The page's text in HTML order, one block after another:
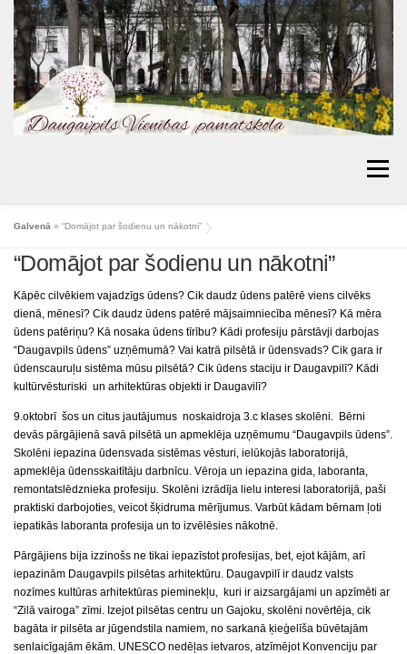
Skip
content
Menu
AKTUALITĀTES PAR SKOLU
VECĀKIEM BIBLIOTĒKA PROJEKTI
KONTAKTI TOPOŠIE PIRMKLASNIEKI
SKOLAS PADOME MŪSU SASNIEGUMI
ĒDIENKARTES
Galvenā » “Domājot par šodienu un nākotni”
“Domājot par šodienu un nākotni”
Kāpēc cilvēkiem vajadzīgs ūdens? Cik daudz ūdens patērē viens cilvēks
dienā, mēnesī? Cik daudz ūdens patērē mājsaimniecība mēnesī? Kā mēra
ūdens patēriņu? Kā nosaka ūdens tīrību? Kādi profesiju pārstāvji darbojas
“Daugavpils ūdens” uzņēmumā? Vai katrā pilsētā ir ūdensvads? Cik gara ir
ūdenscauruļu sistēma mūsu pilsētā? Cik ūdens staciju ir Daugavpilī? Kādi
kultūrvēsturiski un arhitektūras objekti ir Daugavilī?
9.oktobrī šos un citus jautājumus noskaidroja 3.c klases skolēni. Bērni
devās pārgājienā savā pilsētā un apmeklēja uzņēmumu “Daugavpils ūdens”.
Skolēni iepazina ūdensvada sistēmas vēsturi, ielūkojās laboratorijā,
apmeklēja ūdensskaitītāju darbnīcu. Vēroja un iepazina gida, laboranta,
remontatslēdznieka profesiju. Skolēni izrādīja lielu interesi laboratorijā, paši
praktiski darbojoties, veicot šķidruma mērījumus. Varbūt kādam bērnam ļoti
iepatikās laboranta profesija un to izvēlēsies nākotnē.
Pārgājiens bija izzinošs ne tikai iepazīstot profesijas, bet, ejot kājām, arī
iepazinām Daugavpils pilsētas arhitektūru. Daugavpilī ir daudz valsts
nozīmes kultūras arhitektūras pieminekļu, kuri ir aizsargājami un apzīmēti ar
“Zilā vairoga” zīmi. Izejot pilsētas centru un Gajoku, skolēni novērtēja, cik
bagāta ir pilsēta ar jūgendstila namiem, no sarkanā ķieģelīša būvētajām
senlaicīgajām ēkām. UNESCO nedēļas ietvaros, atzīmējot Konvenciju par